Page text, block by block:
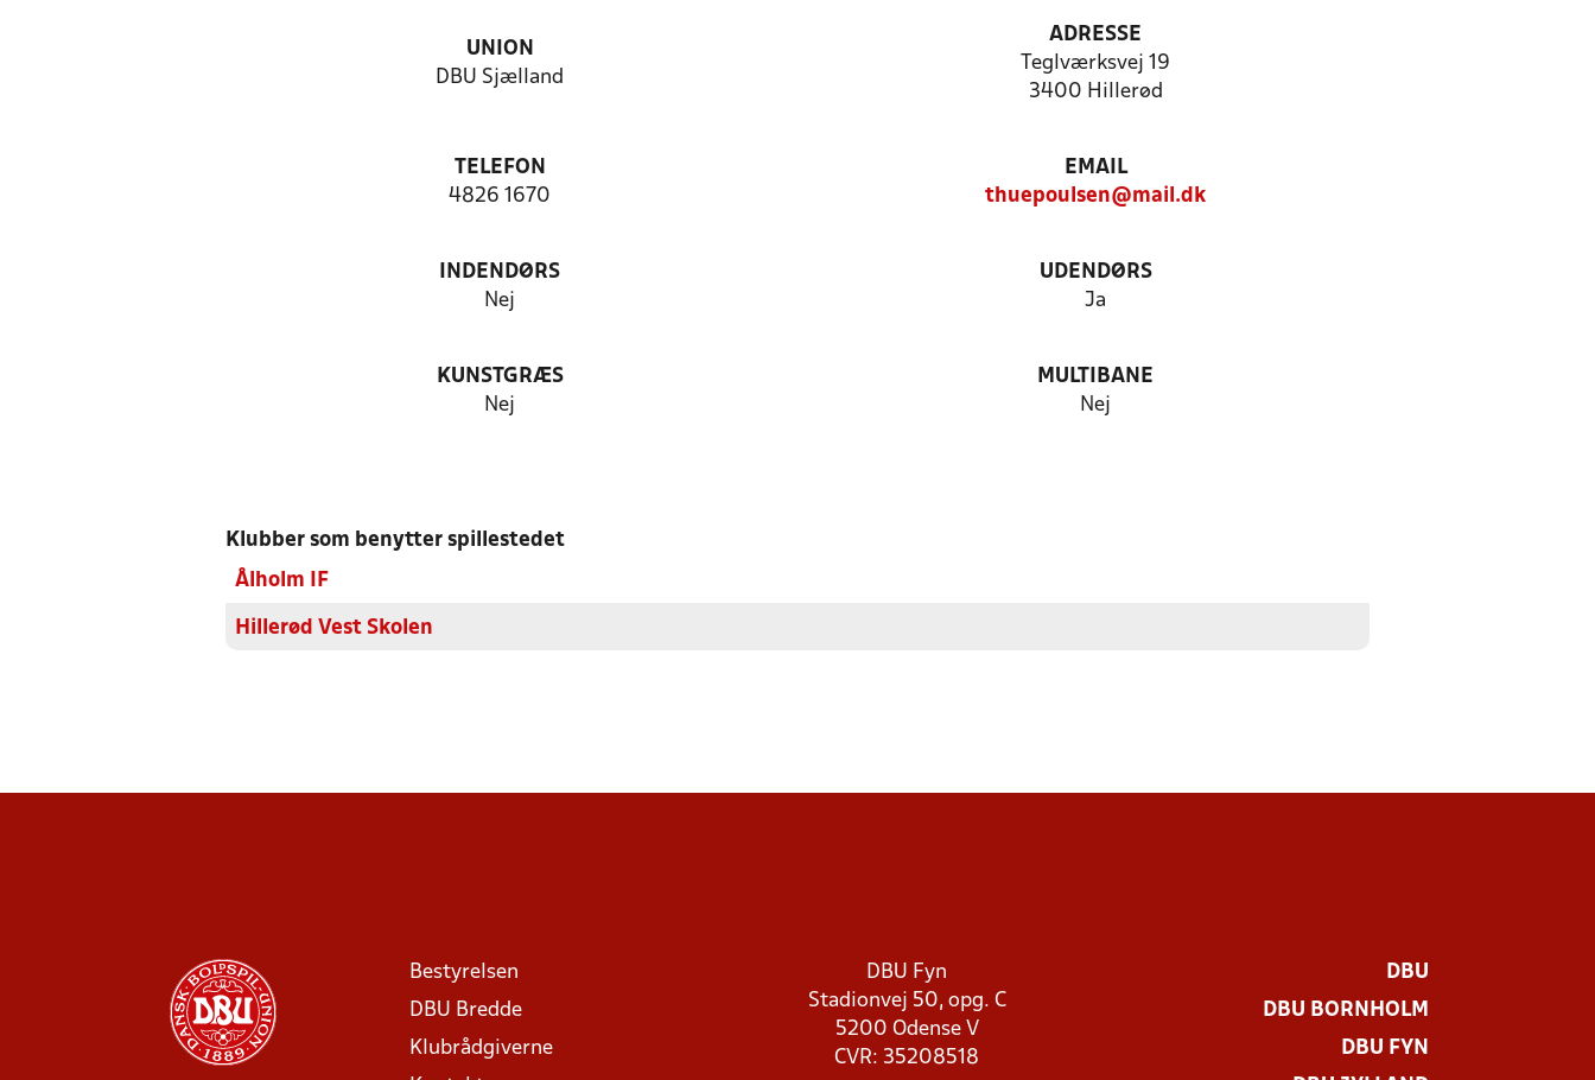
UNION
DBU Sjælland
ADRESSE
Teglværksvej 19
3400 Hillerød
TELEFON
4826 1670
EMAIL
thuepoulsen@mail.dk
INDENDØRS
Nej
UDENDØRS
Ja
KUNSTGRÆS
Nej
MULTIBANE
Nej
Klubber som benytter spillestedet
Ålholm IF
Hillerød Vest Skolen
Bestyrelsen
DBU Bredde
Klubrådgiverne
DBU Fyn
Stadionvej 50, opg. C
5200 Odense V
CVR: 35208518
DBU
DBU BORNHOLM
DBU FYN